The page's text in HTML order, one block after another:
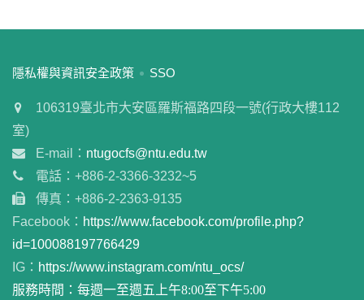
:::
隱私權與資訊安全政策 SSO
106319臺北市大安區羅斯福路四段一號(行政大樓112
室)
E-mail： ntugocfs@ntu.edu.tw
電話：+886-2-3366-3232~5
傳真：+886-2-2363-9135
Facebook： https://www.facebook.com/profile.php?
id=100088197766429
IG： https://www.instagram.com/ntu_ocs/
服務時間：每週一至週五上午8:00至下午5:00